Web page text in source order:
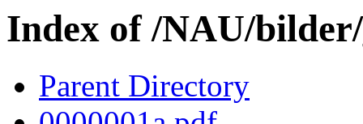
Index of /NAU/bilder/
Parent Directory